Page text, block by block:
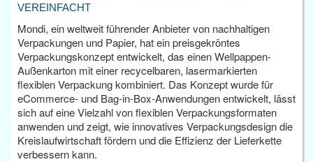
VEREINFACHT
Mondi, ein weltweit führender Anbieter von nachhaltigen
Verpackungen und Papier, hat ein preisgekröntes
Verpackungskonzept entwickelt, das einen Wellpappen-
Außenkarton mit einer recycelbaren, lasermarkierten
flexiblen Verpackung kombiniert. Das Konzept wurde für
eCommerce- und Bag-in-Box-Anwendungen entwickelt, lässt
sich auf eine Vielzahl von flexiblen Verpackungsformaten
anwenden und zeigt, wie innovatives Verpackungsdesign die
Kreislaufwirtschaft fördern und die Effizienz der Lieferkette
verbessern kann.